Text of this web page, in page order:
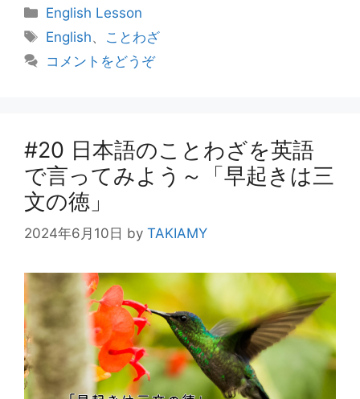
カ
テ
リ
English Lesson
タ
English、 ことわざ
コメントをどうぞ
#20 日本語のことわざを英語
で言ってみよう～「早起きは三
文の徳」
2024年6月10日 by TAKIAMY